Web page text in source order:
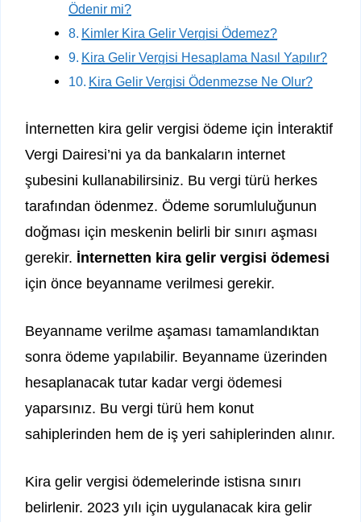
Ödenir mi?
Kimler Kira Gelir Vergisi Ödemez?
Kira Gelir Vergisi Hesaplama Nasıl Yapılır?
Kira Gelir Vergisi Ödenmezse Ne Olur?
İnternetten kira gelir vergisi ödeme için İnteraktif
Vergi Dairesi’ni ya da bankaların internet
şubesini kullanabilirsiniz. Bu vergi türü herkes
tarafından ödenmez. Ödeme sorumluluğunun
doğması için meskenin belirli bir sınırı aşması
gerekir. İnternetten kira gelir vergisi ödemesi
için önce beyanname verilmesi gerekir.
Beyanname verilme aşaması tamamlandıktan
sonra ödeme yapılabilir. Beyanname üzerinden
hesaplanacak tutar kadar vergi ödemesi
yaparsınız. Bu vergi türü hem konut
sahiplerinden hem de iş yeri sahiplerinden alınır.
Kira gelir vergisi ödemelerinde istisna sınırı
belirlenir. 2023 yılı için uygulanacak kira gelir